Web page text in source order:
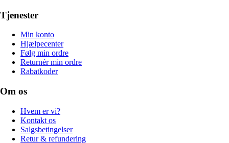
Tjenester
Min konto
Hjælpecenter
Følg min ordre
Returnér min ordre
Rabatkoder
Om os
Hvem er vi?
Kontakt os
Salgsbetingelser
Retur & refundering